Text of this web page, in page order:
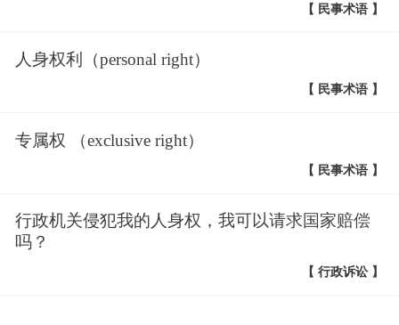
【 民事术语 】
人身权利（personal right）
【 民事术语 】
专属权 （exclusive right）
【 民事术语 】
行政机关侵犯我的人身权，我可以请求国家赔偿
吗？
【 行政诉讼 】